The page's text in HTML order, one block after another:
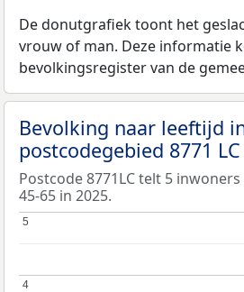
De donutgrafiek toont het
vrouw of man. Deze informatie
bevolkingsregister van de
Bevolking naar leeftijd
postcodegebied 8771 LC
Postcode 8771LC telt 5
45-65 in 2025.
4
4
5
5